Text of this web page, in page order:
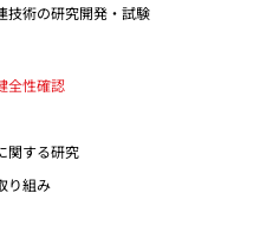
技術の研究開発・試験
全性確認
関する研究
り組み